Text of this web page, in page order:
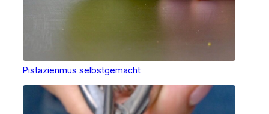
Pistazienmus selbstgemacht